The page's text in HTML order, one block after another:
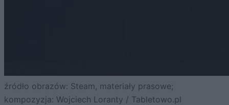
źródło obrazów: Steam, materiały prasowe;
kompozyzja: Wojciech Loranty / Tabletowo.pl